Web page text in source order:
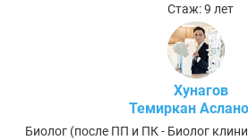
Стаж: 9 лет
Хунагов
Темиркан
Биолог (после ПП и ПК - Биолог